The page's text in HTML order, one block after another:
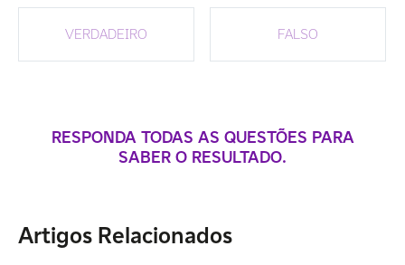
VERDADEIRO FALSO
RESPONDA TODAS AS QUESTÕES PARA
SABER O RESULTADO.
Artigos Relacionados